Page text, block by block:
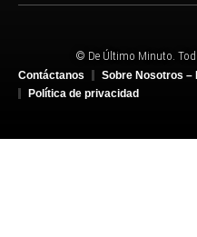
© De Último Minuto.
Contáctanos
Sobre Nosotros –
Política de privacidad